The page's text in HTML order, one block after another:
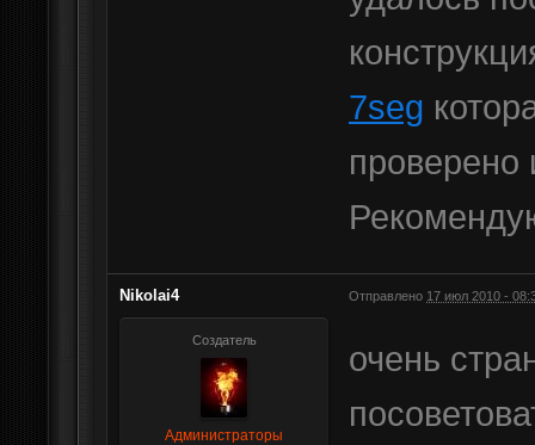
7seg
проверено
Nikolai4 Отправлено 17 июл 2010 -
Создатель
Администраторы
очень